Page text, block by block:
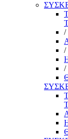
/
/
/